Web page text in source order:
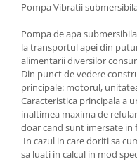
Pompa Vibratii
Pompa de apa
la transportul apei din
alimentarii diversilor
Din punct de vedere
principale: motorul,
Caracteristica principala a
inaltimea maxima de
doar cand sunt imersate
In cazul in care doriti sa
sa luati in calcul in mod